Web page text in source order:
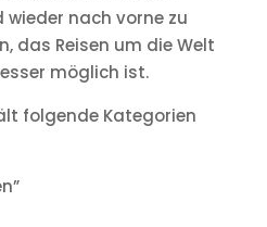
nach vorne zu
das Reisen um die Welt
möglich ist.
folgende Kategorien